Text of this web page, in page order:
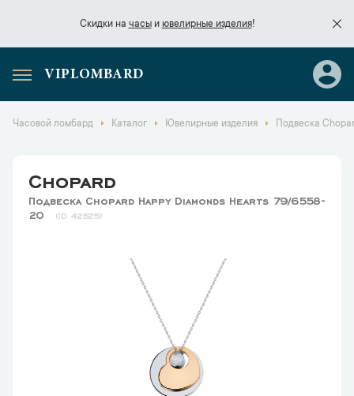
Скидки на часыи ювелирные изделия!
Скидки начасы
VIPLOMBARD
Часовой ломбард Каталог Ювелирные изделия Подвеска
Chopard
Подвеска Chopard Happy Diamonds Hearts 79/6558-
20
42525